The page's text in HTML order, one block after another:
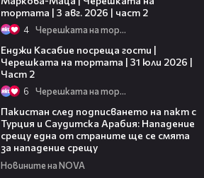
тортата | 3 авг. 2026 | част 2
4 Черешката на тортата
Енджи Касабие посреща гости |
Черешката на тортата | 31 юли 2026 |
Част 2
6 Черешката на тортата
Пакистан след подписването на пакт с
Турция и Саудитска Арабия: Нападение
срещу една от страните ще се смята
за нападение срещу
Новините на NOVA